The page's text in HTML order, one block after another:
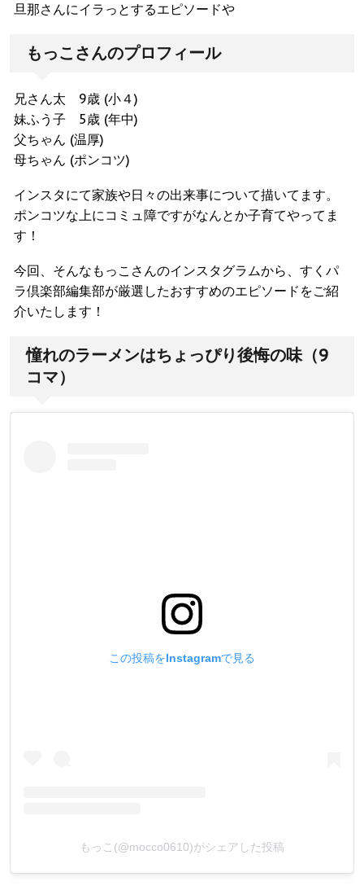
旦那さんにイラっとするエピソードや
もっこさんのプロフィール
兄さん太 9歳 (小４)
妹ふう子 5歳 (年中)
父ちゃん (温厚)
母ちゃん (ポンコツ)
インスタにて家族や日々の出来事について描いてます。
ポンコツな上にコミュ障ですがなんとか子育てやってま
す！
今回、そんなもっこさんのインスタグラムから、すくパ
ラ倶楽部編集部が厳選したおすすめのエピソードをご紹
介いたします！
憧れのラーメンはちょっぴり後悔の味（9
コマ）
この投稿をInstagramで見る
もっこ(@mocco0610)がシェアした投稿